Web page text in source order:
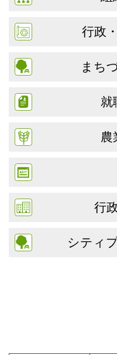
行政
まち
就
農
行
シティ